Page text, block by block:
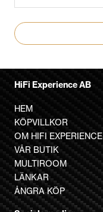
HiFi Experience AB
HEM
KÖPVILLKOR
OM HIFI EXPERIENCE
VÅR BUTIK
MULTIROOM
LÄNKAR
ÅNGRA KÖP